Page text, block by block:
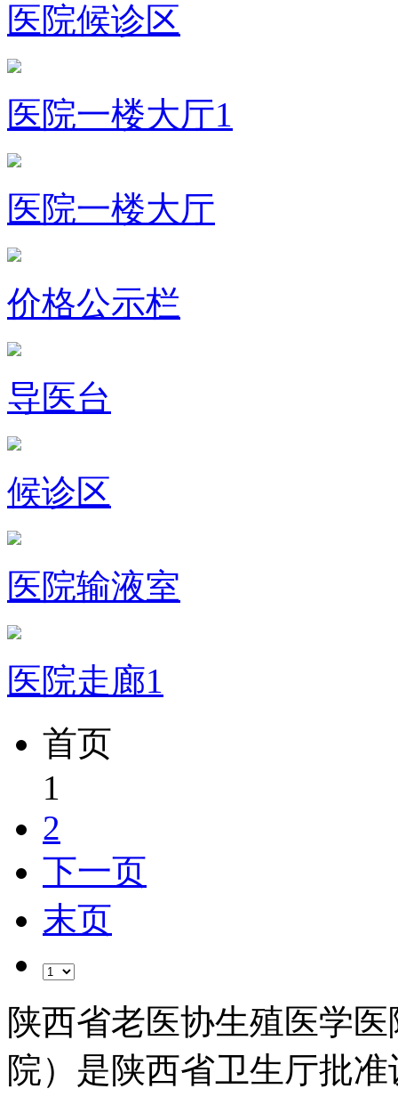
医院候诊区
医院一楼大厅1
医院一楼大厅
价格公示栏
导医台
候诊区
医院输液室
医院走廊1
首页
1
2
下一页
末页
陕西省老医协生殖医学
院）是陕西省卫生厅批